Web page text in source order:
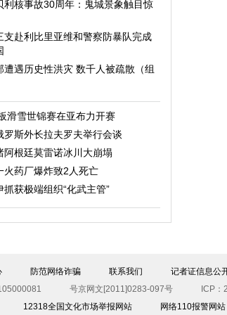
利核事故30周年：鬼城景象触目惊
支赴利比里亚维和警察防暴队完成
遭遇历史性洪灾 数千人被疏散（组
滑雪世锦赛在亚布力开赛
罗斯外长拉夫罗夫举行会谈
阿根廷莫雷诺冰川大崩塌
火药厂爆炸致2人死亡
抓获极端组织“化武主管”
防范网络诈骗 联系我们
记者证信息公
号京网文[2011]0283-097号
ICP
12318全国文化市场举报网站 网络110报警网站